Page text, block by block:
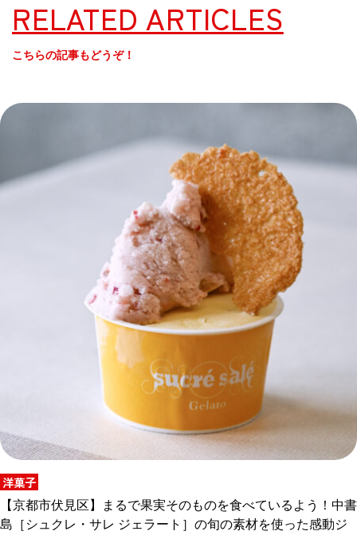
RELATED ARTICLES
こちらの記事もどうぞ！
洋菓子
【京都市伏見区】まるで果実そのものを食べているよう！中書
島［シュクレ・サレ ジェラート］の旬の素材を使った感動ジ